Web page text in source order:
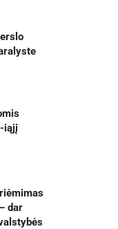
iąjį
dar